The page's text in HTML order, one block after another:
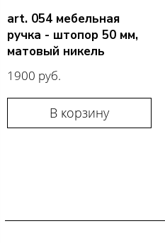
art. 054 мебельная
ручка - штопор 50 мм,
матовый никель
1900 руб.
В корзину